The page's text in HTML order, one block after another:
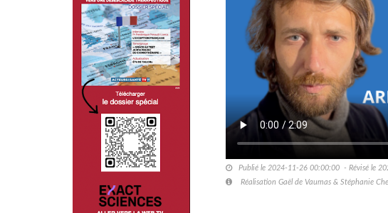
Publié le 2024-11-26 00:00:00 - Révisé le
Réalisation Gaël de Vaumas & Stéphanie